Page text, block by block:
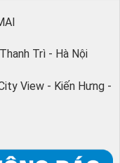
Trì - Hà Nội
View - Kiến Hưng -